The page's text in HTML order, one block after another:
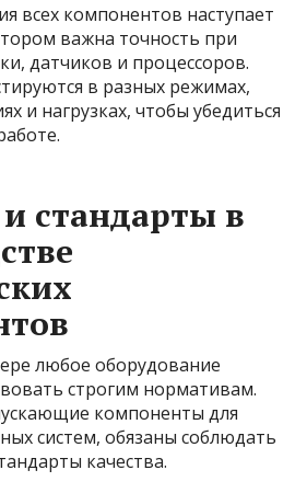
всех компонентов наступает
важна точность при
датчиков и процессоров.
в разных режимах,
и нагрузках, чтобы убедиться
стандарты в
любое оборудование
строгим нормативам.
компоненты для
систем, обязаны соблюдать
качества.